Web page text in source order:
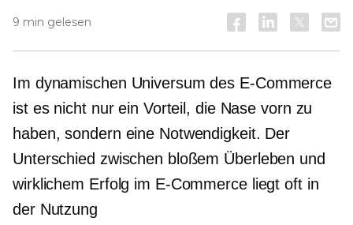
9 min gelesen
Im dynamischen Universum des E-Commerce
ist es nicht nur ein Vorteil, die Nase vorn zu
haben, sondern eine Notwendigkeit. Der
Unterschied zwischen bloßem Überleben und
wirklichem Erfolg im E-Commerce liegt oft in
der Nutzung